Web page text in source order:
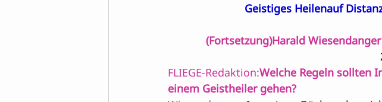
Geistiges Heilenauf
(Fortsetzung)Harald Wiesendanger
FLIEGE-Redaktion:Welche Regeln sollten
einem Geistheiler gehen?